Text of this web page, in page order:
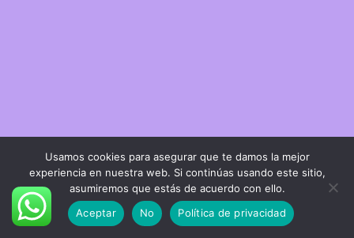
Usamos cookies para asegurar que te damos la mejor
experiencia en nuestra web. Si continúas usando este sitio,
asumiremos que estás de acuerdo con ello.
Aceptar
No Política de privacidad